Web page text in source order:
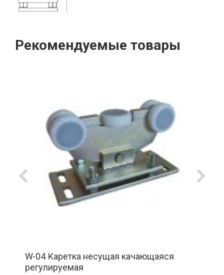
Рекомендуемые товары
W-04 Каретка несущая качающаяся
регулируемая